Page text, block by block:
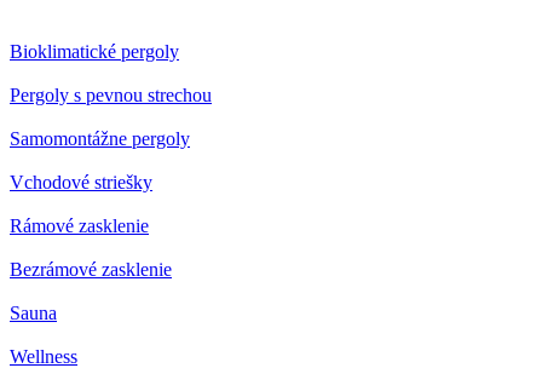
Bioklimatické pergoly
Pergoly s pevnou strechou
Samomontážne pergoly
Vchodové striešky
Rámové zasklenie
Bezrámové zasklenie
Sauna
Wellness